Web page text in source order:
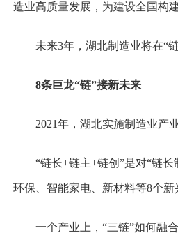
造业高质量发展，为建设全国构
未来3年，湖北制造业将在“
8条巨龙“链”接新未来
2021年，湖北实施制造业产
“链长+链主+链创”是对“链
环保、智能家电、新材料等8个
一个产业上，“三链”如何融